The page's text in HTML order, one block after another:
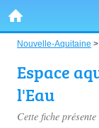
Nouvelle-Aquitaine >
Espace
l'Eau
Cette fiche